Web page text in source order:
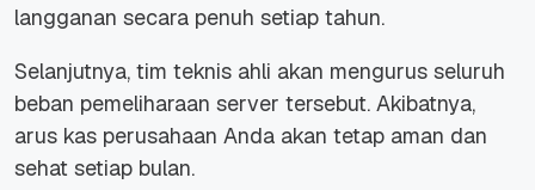
langganan secara penuh setiap tahun.
Selanjutnya, tim teknis ahli akan mengurus seluruh
beban pemeliharaan server tersebut. Akibatnya,
arus kas perusahaan Anda akan tetap aman dan
sehat setiap bulan.